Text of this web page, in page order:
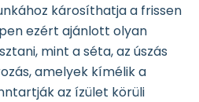
károsíthatja a frissen
ezért ajánlott olyan
mint a séta, az úszás
amelyek kímélik a
az ízület körüli